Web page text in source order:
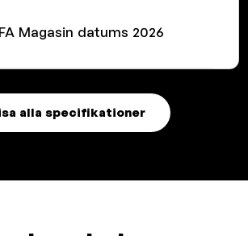
Magasin datums 2026
alla specifikationer